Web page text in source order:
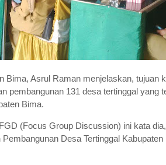
Bima, Asrul Raman menjelaskan, tujuan
pembangunan 131 desa tertinggal yang
Bima.
(Focus Group Discussion) ini kata
Desa Tertinggal